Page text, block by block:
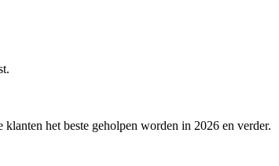
klanten het beste geholpen worden in 2026 en verder.